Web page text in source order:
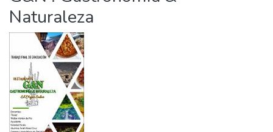
Collections
All of DSpace
Statistics
Naturaleza